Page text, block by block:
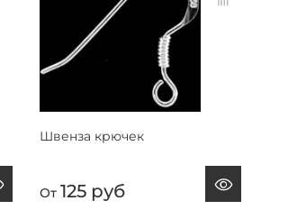
Швенза крючек
От 125 руб